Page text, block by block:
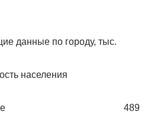
по городу, тыс.
населения
в экономике 489